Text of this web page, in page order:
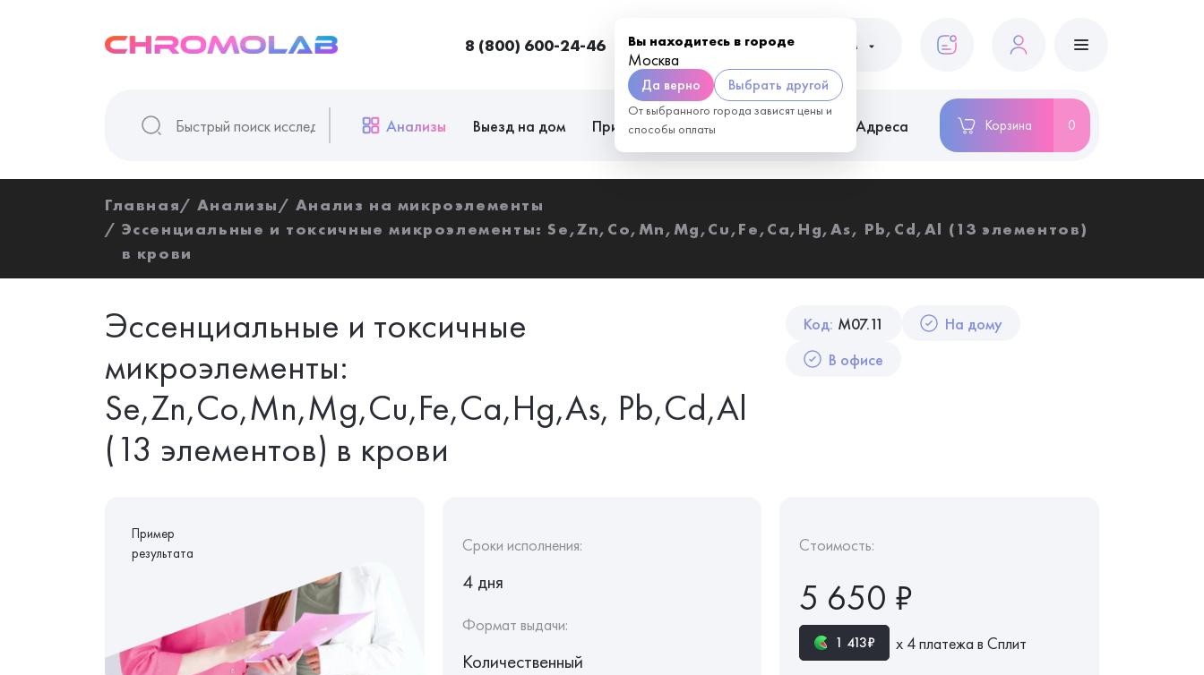
8 (800) 600-24-46 Вы находитесь в городе
Москва
Да верно Выбрать другой
От выбранного города зависят цены и
способы оплаты
Москва Пациентам
Анализы Выезд на дом Приём врачей Адреса Корзина 0
Главная Анализы
Анализ на микроэлементы
Эссенциальные и токсичные микроэлементы: Se,Zn,Co,Mn,Mg,Cu,Fe,Ca,Hg,As, Pb,Cd,Al (13 элементов)
в крови
Код: M07.11
На дому
В офисе
Эссенциальные и токсичные
микроэлементы:
Se,Zn,Co,Mn,Mg,Cu,Fe,Ca,Hg,As, Pb,Cd,Al
(13 элементов) в крови
Пример
результата
Сроки исполнения:
4 дня
Формат выдачи:
Количественный
Стоимость:
5 650 ₽
1 413₽ х 4 платежа в Сплит